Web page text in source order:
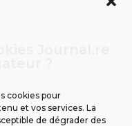
cookies pour
et vos services. La
de dégrader des